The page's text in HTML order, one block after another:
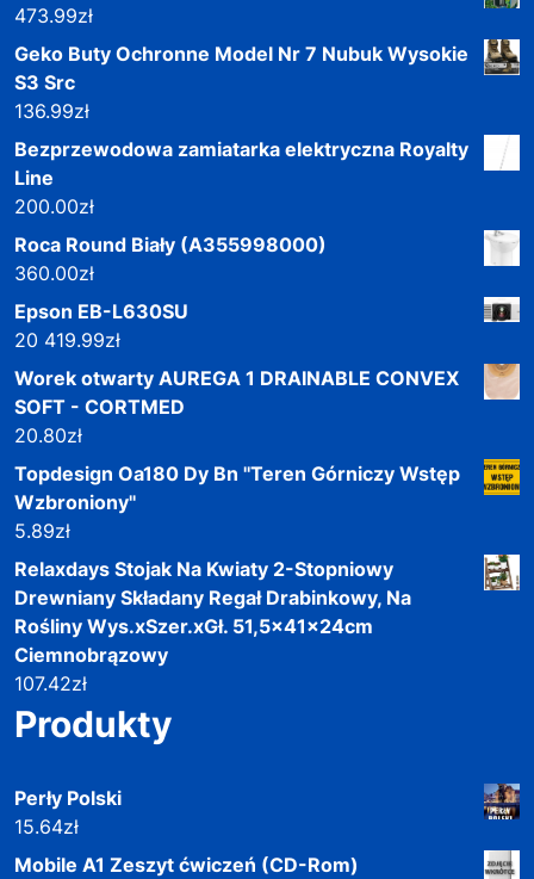
473.99zł
Geko Buty Ochronne Model Nr 7 Nubuk Wysokie
S3 Src
136.99zł
Bezprzewodowa zamiatarka elektryczna Royalty
Line
200.00zł
Roca Round Biały (A355998000)
360.00zł
Epson EB-L630SU
20 419.99zł
Worek otwarty AUREGA 1 DRAINABLE CONVEX
SOFT - CORTMED
20.80zł
Topdesign Oa180 Dy Bn ''Teren Górniczy Wstęp
Wzbroniony''
5.89zł
Relaxdays Stojak Na Kwiaty 2-Stopniowy
Drewniany Składany Regał Drabinkowy, Na
Rośliny Wys.xSzer.xGł. 51,5x41x24cm
Ciemnobrązowy
107.42zł
Produkty
Perły Polski
15.64zł
Mobile A1 Zeszyt ćwiczeń (CD-Rom)